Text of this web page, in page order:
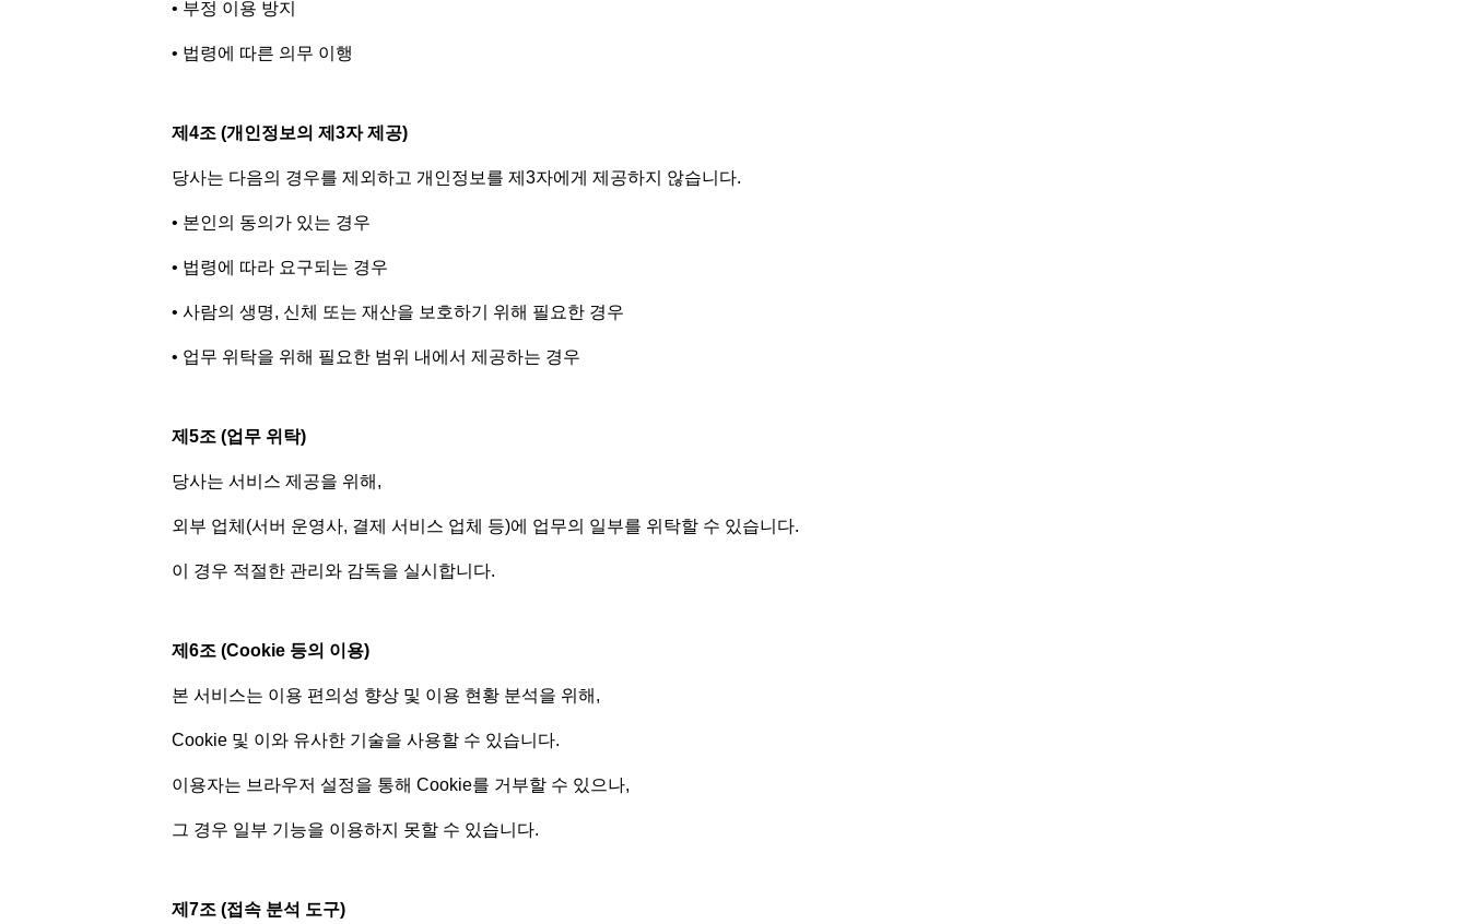
• 부정 이용 방지
• 법령에 따른 의무 이행
제4조 (개인정보의 제3자 제공)
당사는 다음의 경우를 제외하고 개인정보를 제3자에게 제공하지 않습니다.
• 본인의 동의가 있는 경우
• 법령에 따라 요구되는 경우
• 사람의 생명, 신체 또는 재산을 보호하기 위해 필요한 경우
• 업무 위탁을 위해 필요한 범위 내에서 제공하는 경우
제5조 (업무 위탁)
당사는 서비스 제공을 위해,
외부 업체(서버 운영사, 결제 서비스 업체 등)에 업무의 일부를 위탁할 수 있습니다.
이 경우 적절한 관리와 감독을 실시합니다.
제6조 (Cookie 등의 이용)
본 서비스는 이용 편의성 향상 및 이용 현황 분석을 위해,
Cookie 및 이와 유사한 기술을 사용할 수 있습니다.
이용자는 브라우저 설정을 통해 Cookie를 거부할 수 있으나,
그 경우 일부 기능을 이용하지 못할 수 있습니다.
제7조 (접속 분석 도구)